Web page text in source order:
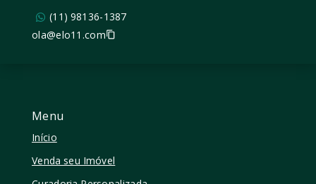
Menu
Início
Venda seu Imóvel
(11) 98136-1387
ola@elo11.com